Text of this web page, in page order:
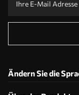
Ändern Sie die